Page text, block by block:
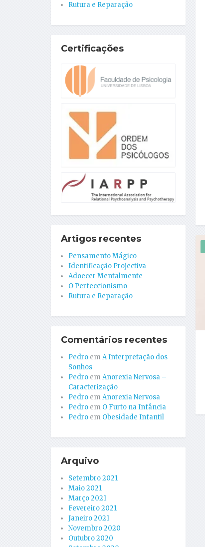
Rutura e Reparação
Certificações
Artigos recentes
Pensamento Mágico
Identificação Projectiva
Adoecer Mentalmente
O Perfeccionismo
Rutura e Reparação
Comentários recentes
Pedro emA Interpretação dos
Sonhos
Pedro emAnorexia Nervosa –
Caracterização
Pedro emAnorexia Nervosa
Pedro em O Furto na Infância
Pedro em Obesidade Infantil
Arquivo
Setembro 2021
Maio 2021
Março 2021
Fevereiro 2021
Janeiro 2021
Novembro 2020
Outubro 2020